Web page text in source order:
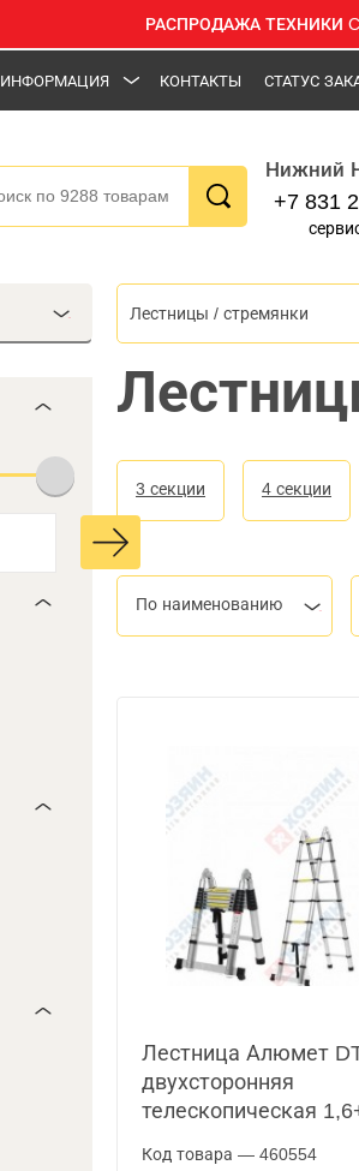
РАСПРОДАЖА ТЕХНИКИ
ИНФОРМАЦИЯ КОНТАКТЫ СТАТУС
Нижний
+7 831
Лестницы / стремянки
3 секции 4 секции
По наименованию
Лестница Алюмет
двухсторонняя
телескопическая
Код товара — 460554